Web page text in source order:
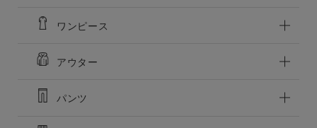
ワンピース
アウター
パンツ